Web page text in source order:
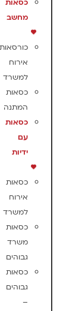
כסאות
מחשב
כורסאות
אירוח
למשרד
כסאות
המתנה
כסאות
עם
ידיות
כסאות
אירוח
למשרד
כסאות
משרד
גבוהים
כסאות
גבוהים
–